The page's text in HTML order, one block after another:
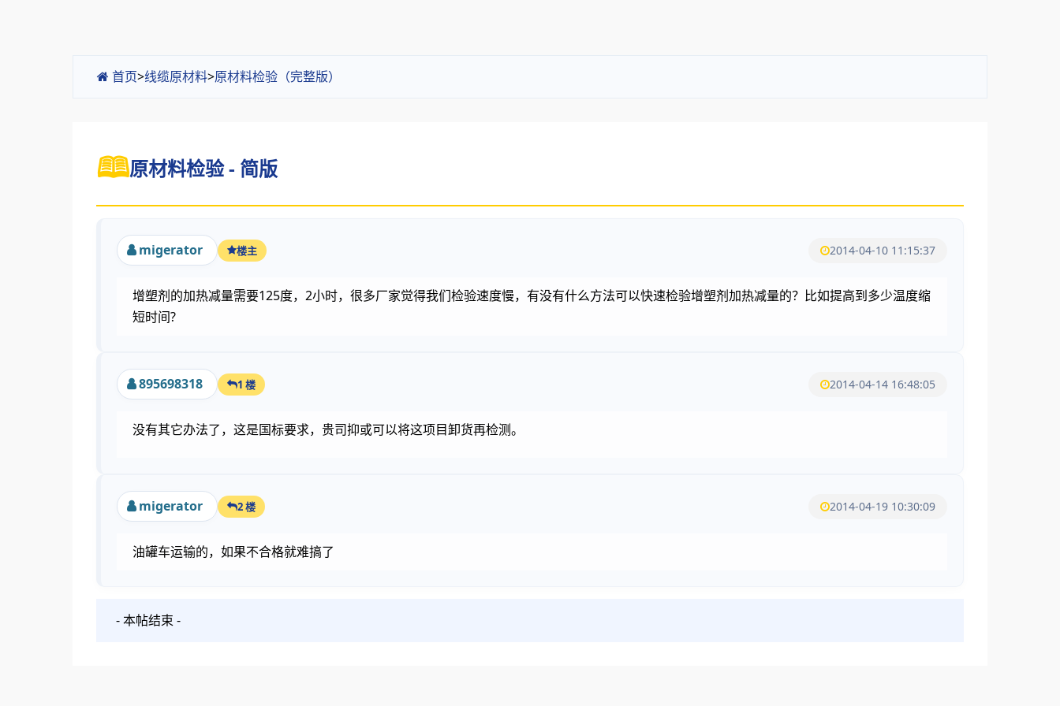
首页>线缆原材料>原材料检验（完整版）
原材料检验 - 简版
migerator 楼主 2014-04-10 11:15:37
增塑剂的加热减量需要125度，2小时，很多厂家觉得我们检验速度慢，有没有什么方法可以快速检验增塑剂加热减量的？比如提高到多少温度缩
短时间?
895698318 1 楼 2014-04-14 16:48:05
没有其它办法了，这是国标要求，贵司抑或可以将这项目卸货再检测。
migerator 2 楼 2014-04-19 10:30:09
油罐车运输的，如果不合格就难搞了
- 本帖结束 -